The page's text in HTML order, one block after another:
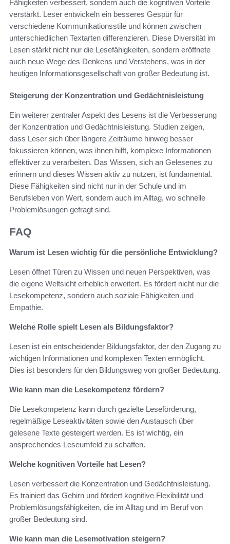
Fähigkeiten verbessert, sondern auch die kognitiven Vorteile
verstärkt. Leser entwickeln ein besseres Gespür für
verschiedene Kommunikationsstile und können zwischen
unterschiedlichen Textarten differenzieren. Diese Diversität im
Lesen stärkt nicht nur die Lesefähigkeiten, sondern eröffnete
auch neue Wege des Denkens und Verstehens, was in der
heutigen Informationsgesellschaft von großer Bedeutung ist.
Steigerung der Konzentration und Gedächtnisleistung
Ein weiterer zentraler Aspekt des Lesens ist die Verbesserung
der Konzentration und Gedächtnisleistung. Studien zeigen,
dass Leser sich über längere Zeiträume hinweg besser
fokussieren können, was ihnen hilft, komplexe Informationen
effektiver zu verarbeiten. Das Wissen, sich an Gelesenes zu
erinnern und dieses Wissen aktiv zu nutzen, ist fundamental.
Diese Fähigkeiten sind nicht nur in der Schule und im
Berufsleben von Wert, sondern auch im Alltag, wo schnelle
Problemlösungen gefragt sind.
FAQ
Warum ist Lesen wichtig für die persönliche Entwicklung?
Lesen öffnet Türen zu Wissen und neuen Perspektiven, was
die eigene Weltsicht erheblich erweitert. Es fördert nicht nur die
Lesekompetenz, sondern auch soziale Fähigkeiten und
Empathie.
Welche Rolle spielt Lesen als Bildungsfaktor?
Lesen ist ein entscheidender Bildungsfaktor, der den Zugang zu
wichtigen Informationen und komplexen Texten ermöglicht.
Dies ist besonders für den Bildungsweg von großer Bedeutung.
Wie kann man die Lesekompetenz fördern?
Die Lesekompetenz kann durch gezielte Leseförderung,
regelmäßige Leseaktivitäten sowie den Austausch über
gelesene Texte gesteigert werden. Es ist wichtig, ein
ansprechendes Leseumfeld zu schaffen.
Welche kognitiven Vorteile hat Lesen?
Lesen verbessert die Konzentration und Gedächtnisleistung.
Es trainiert das Gehirn und fördert kognitive Flexibilität und
Problemlösungsfähigkeiten, die im Alltag und im Beruf von
großer Bedeutung sind.
Wie kann man die Lesemotivation steigern?